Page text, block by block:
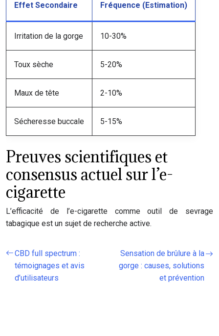
Effet Secondaire Fréquence (Estimation)
Irritation de la gorge 10-30%
Toux sèche 5-20%
Maux de tête 2-10%
Sécheresse buccale 5-15%
Preuves scientifiques et
consensus actuel sur l’e-
cigarette
L’efficacité de l’e-cigarette comme outil de sevrage
tabagique est un sujet de recherche active.
CBD full spectrum :
témoignages et avis
d’utilisateurs
Sensation de brûlure à la
gorge : causes, solutions
et prévention